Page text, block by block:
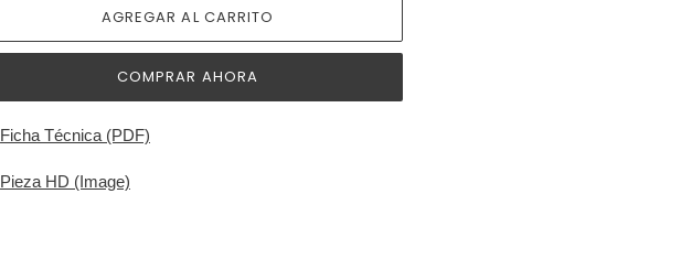
AGREGAR AL CARRITO
COMPRAR AHORA
Ficha Técnica (PDF)
Pieza HD (Image)